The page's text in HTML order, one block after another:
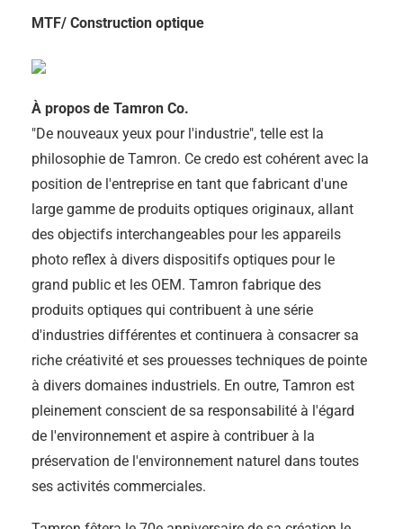
MTF/ Construction optique
À propos de Tamron Co.
"De nouveaux yeux pour l'industrie", telle est la
philosophie de Tamron. Ce credo est cohérent avec la
position de l'entreprise en tant que fabricant d'une
large gamme de produits optiques originaux, allant
des objectifs interchangeables pour les appareils
photo reflex à divers dispositifs optiques pour le
grand public et les OEM. Tamron fabrique des
produits optiques qui contribuent à une série
d'industries différentes et continuera à consacrer sa
riche créativité et ses prouesses techniques de pointe
à divers domaines industriels. En outre, Tamron est
pleinement conscient de sa responsabilité à l'égard
de l'environnement et aspire à contribuer à la
préservation de l'environnement naturel dans toutes
ses activités commerciales.